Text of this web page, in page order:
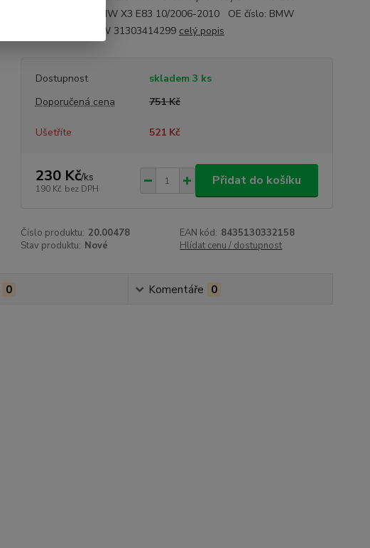
1/2004-10/2006BMW X3 E83 10/2006-2010 OE číslo: BMW
31303413201 BMW 31303414299 celý popis
Dostupnost
skladem 3 ks
Doporučená cena
751 Kč
Ušetříte 521 Kč
230 Kč/ks
190 Kč bez DPH
Přidat do košíku
Číslo produktu: 20.00478 EAN kód: 8435130332158
Stav produktu: Nové Hlídat cenu / dostupnost
0 Komentáře 0